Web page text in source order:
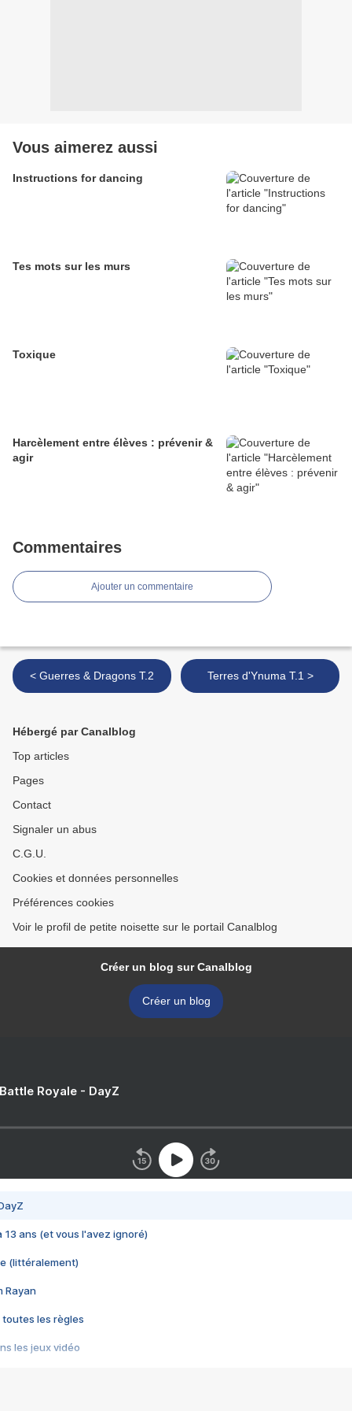
Vous aimerez aussi
Instructions for dancing
Tes mots sur les murs
Toxique
Harcèlement entre élèves : prévenir &
agir
Commentaires
Ajouter un commentaire
< Guerres & Dragons T.2 Terres d'Ynuma T.1 >
Hébergé par Canalblog
Top articles
Pages
Contact
Signaler un abus
C.G.U.
Cookies et données personnelles
Préférences cookies
Voir le profil de petite noisette sur le portail Canalblog
Créer un blog sur Canalblog
Créer un blog
Royale - DayZ
13 ans (et vous l'avez ignoré)
(littéralement)
Rayan
toutes les règles
les jeux vidéo